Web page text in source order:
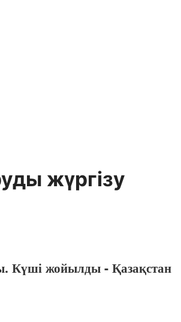
жүргізу
Күші жойылды - Қазақстан